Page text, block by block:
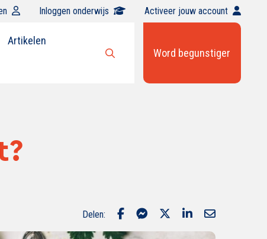
Inloggen onderwijs Activeer jouw account
Open
Artikelen
Word begunstiger
Delen: